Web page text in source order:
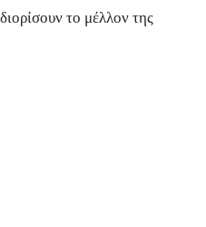
το μέλλον της